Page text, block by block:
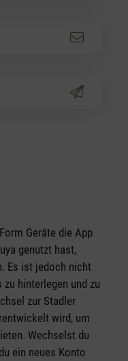
Geräte die App
genutzt hast,
Es ist jedoch nicht
hinterlegen und zu
zur Stadler
wird, um
Wechselst du
ein neues Konto